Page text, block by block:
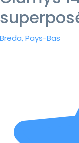
Breda, Pays-Bas